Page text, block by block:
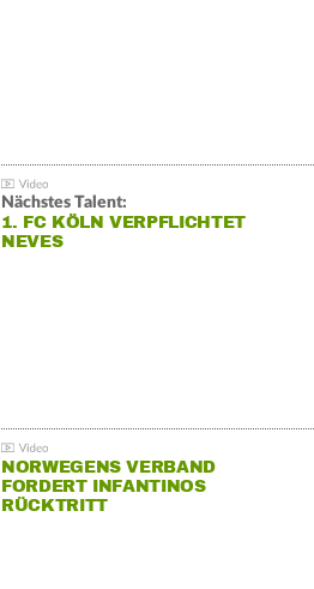
Nächstes Talent:
1. FC KÖLN VERPFLICHTET
NEVES
NORWEGENS VERBAND
FORDERT INFANTINOS
RÜCKTRITT